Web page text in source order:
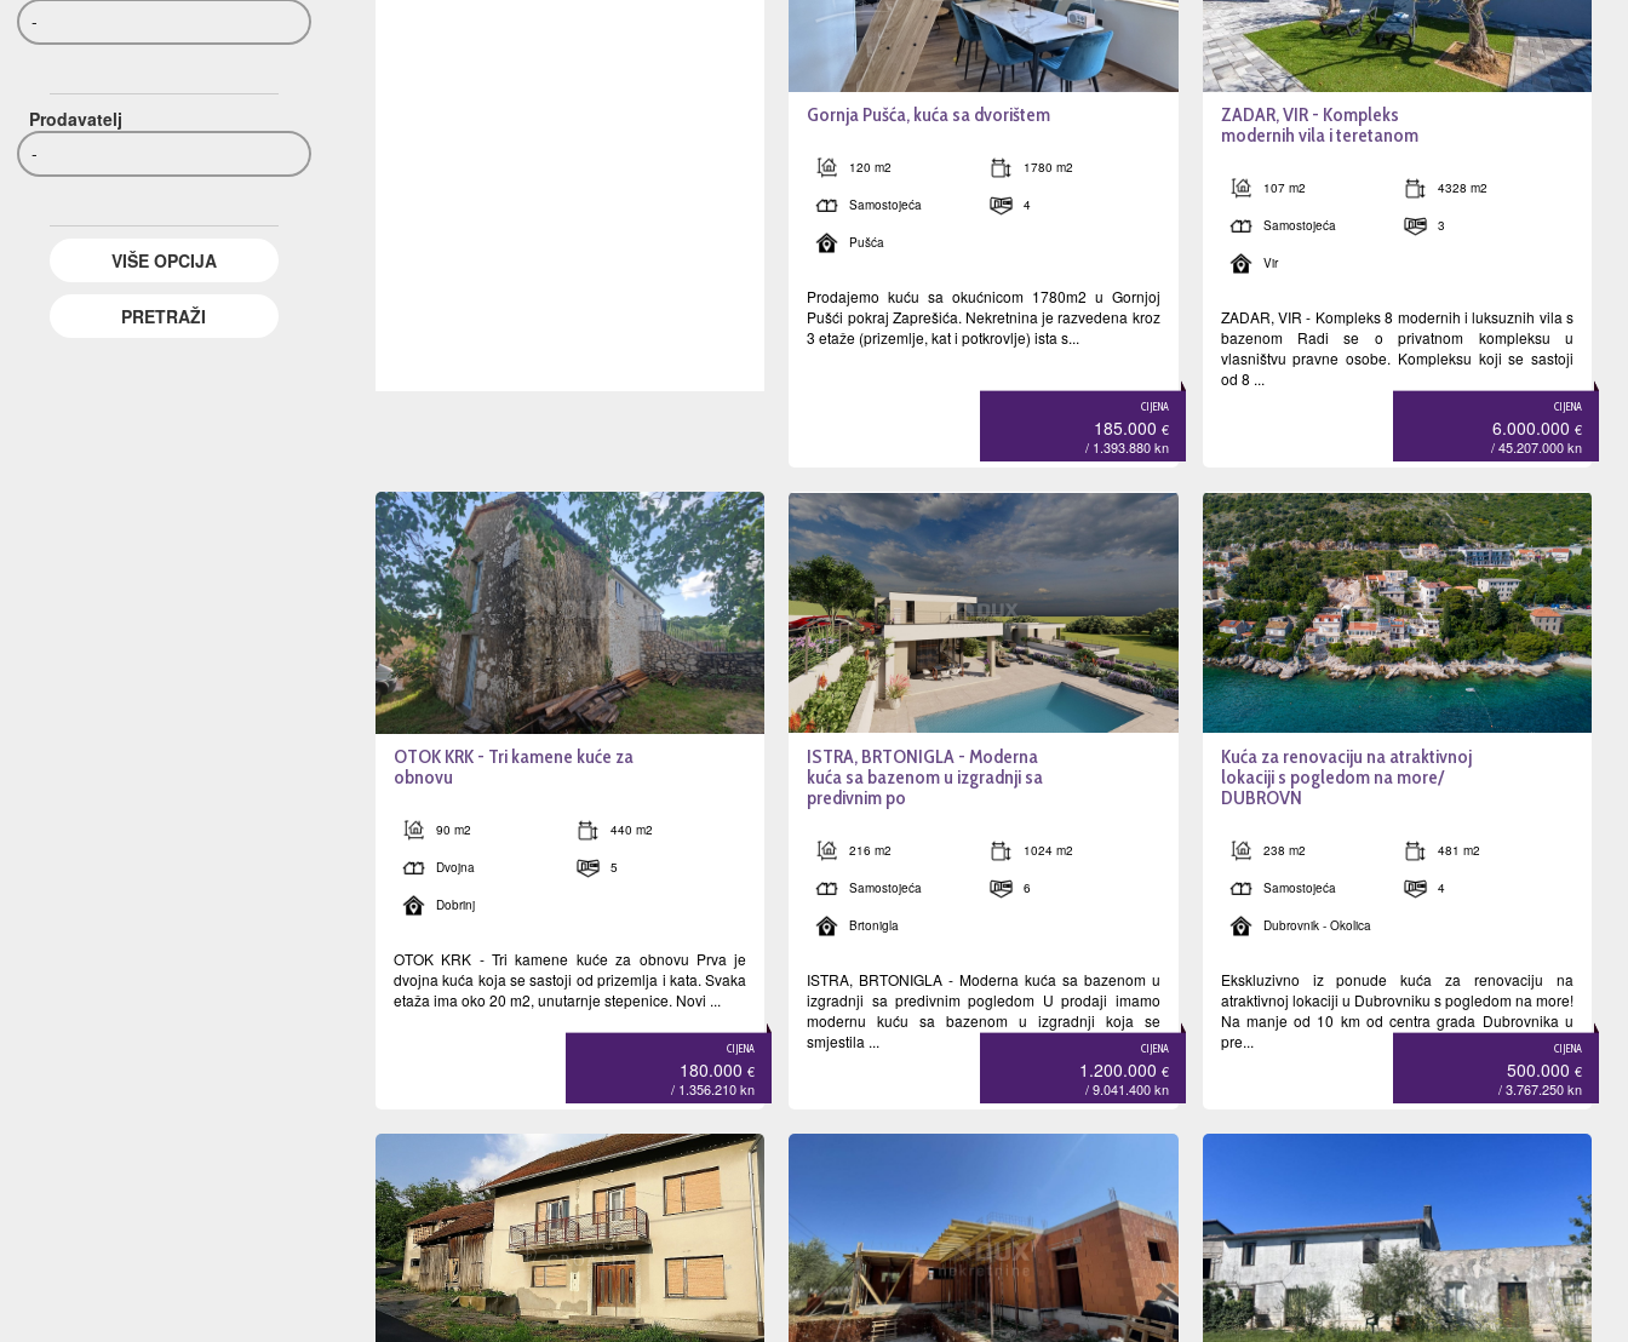
-
Prodavatelj
-
VIŠE OPCIJA
Gornja Pušća, kuća sa dvorištem
120 m2 1780 m2
Samostojeća 4
Pušća
Prodajemo kuću sa okućnicom 1780m2 u Gornjoj
Pušći pokraj Zaprešića. Nekretnina je razvedena kroz
3 etaže (prizemlje, kat i potkrovlje) ista s...
CIJENA
185.000 €
/ 1.393.880kn
ZADAR, VIR - Kompleks
modernih vila i teretanom
107 m2 4328 m2
Samostojeća 3
Vir
ZADAR, VIR - Kompleks 8 modernih i luksuznih vila s
bazenom Radi se o privatnom kompleksu u
vlasništvu pravne osobe. Kompleksu koji se sastoji
od 8 ...
CIJENA
6.000.000 €
/ 45.207.000kn
OTOK KRK - Tri kamene kuće za
obnovu
90 m2 440 m2
Dvojna 5
Dobrinj
OTOK KRK - Tri kamene kuće za obnovu Prva je
dvojna kuća koja se sastoji od prizemlja i kata. Svaka
etaža ima oko 20 m2, unutarnje stepenice. Novi ...
CIJENA
180.000€
/ 1.356.210kn
ISTRA, BRTONIGLA - Moderna
kuća sa bazenom u izgradnji sa
predivnim po
216 m2 1024 m2
Samostojeća 6
Brtonigla
ISTRA, BRTONIGLA - Moderna kuća sa bazenom u
izgradnji sa predivnim pogledom U prodaji imamo
modernu kuću sa bazenom u izgradnji koja se
smjestila ...
CIJENA
1.200.000 €
/ 9.041.400kn
Kuća za renovaciju na atraktivnoj
lokaciji s pogledom na more/
DUBROVN
238 m2 481 m2
Samostojeća 4
Dubrovnik - Okolica
Ekskluzivno iz ponude kuća za renovaciju na
atraktivnoj lokaciji u Dubrovniku s pogledom na more!
Na manje od 10 km od centra grada Dubrovnika u
pre...
CIJENA
500.000 €
/ 3.767.250kn